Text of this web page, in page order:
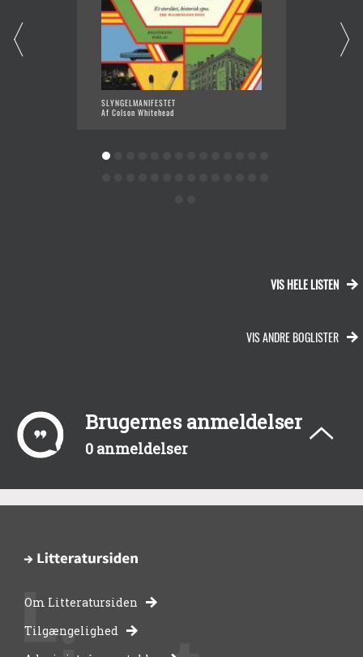
SLYNGELMANIFESTET
Af Colson Whitehead
VIS HELE LISTEN
VIS ANDRE BOGLISTER
Brugernes anmeldelser
0 anmeldelser
-
Om Litteratursiden
Tilgængelighed